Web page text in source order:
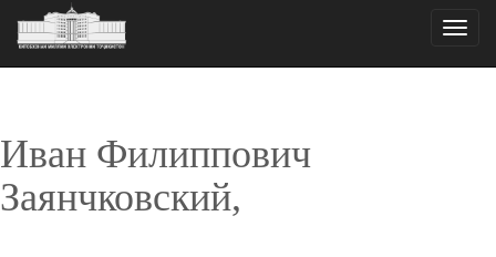
Toggle
Иван Филиппович
Заянчковский,